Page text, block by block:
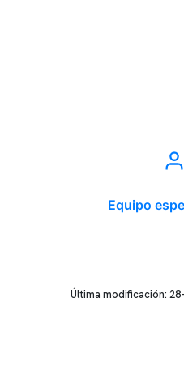
Equipo
Última modificación: